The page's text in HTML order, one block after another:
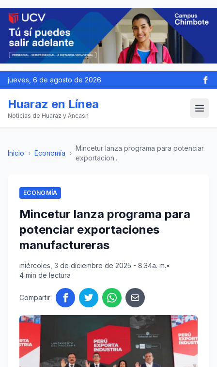
jueves, 6 de agosto de 2026
Huaraz en Línea
Noticias de Huaraz y Áncash
Inicio › Economía ›
Mincetur lanza programa para potenciar
exportacion...
ECONOMÍA
Mincetur lanza programa para
potenciar exportaciones
manufactureras
miércoles, 3 de diciembre de 2025 - 8:34a. m.•
4 min de lectura
Compartir: